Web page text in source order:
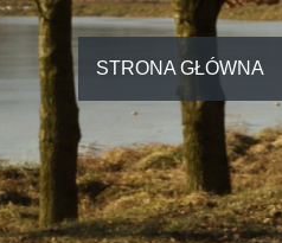
STRONA GŁÓWNA